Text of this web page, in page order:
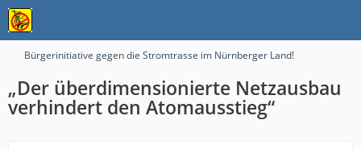
Bürgerinitiative gegen die Stromtrasse im Nürnberger Land!
„Der überdimensionierte Netzausbau
verhindert den Atomausstieg“